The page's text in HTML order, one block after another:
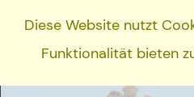
Diese Website nutzt
Funktionalität bieten